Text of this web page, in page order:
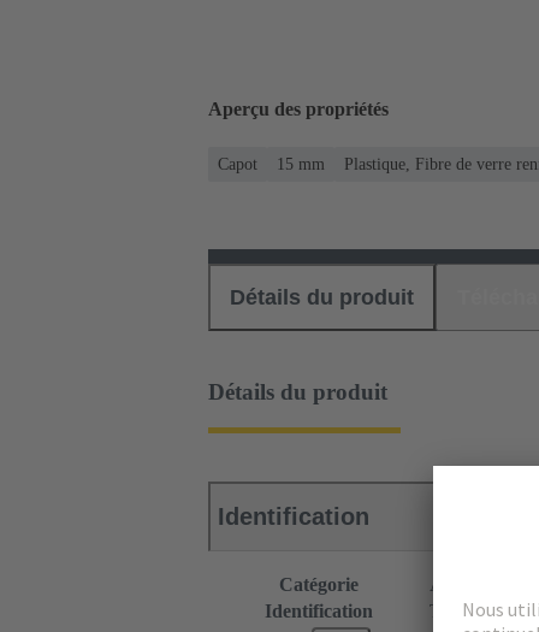
Aperçu des propriétés
Capot 15 mm Plastique, Fibre de verre
Détails du produit
Détails du produit
Identification
Catégorie
Accessoires
Identification
Type B